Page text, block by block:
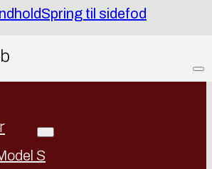
Spring til sidefod
S